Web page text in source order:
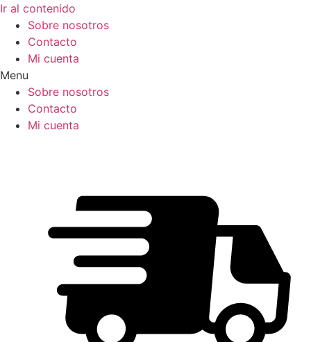
Ir al contenido
Sobre nosotros
Contacto
Mi cuenta
Menu
Sobre nosotros
Contacto
Mi cuenta